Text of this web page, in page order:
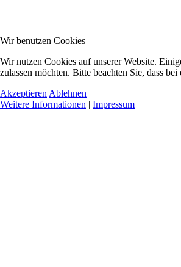
Wir benutzen Cookies
Wir nutzen Cookies auf unserer Website.
zulassen möchten. Bitte beachten Sie, dass
Akzeptieren Ablehnen
Weitere Informationen | Impressum